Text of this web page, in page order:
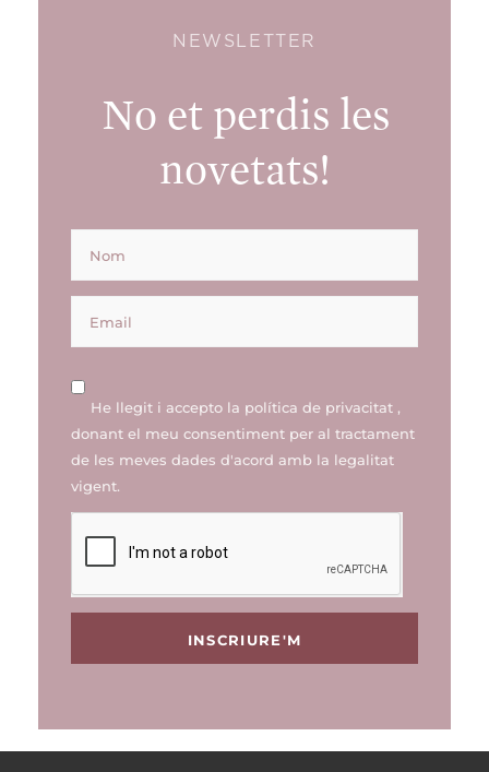
NEWSLETTER
No et perdis les
novetats!
He llegit i accepto la política de privacitat ,
donant el meu consentiment per al tractament
de les meves dades d'acord amb la legalitat
vigent.
INSCRIURE'M